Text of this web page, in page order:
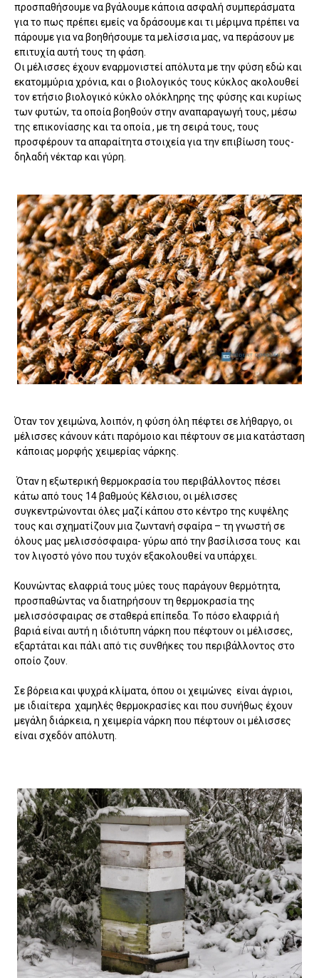
προσπαθήσουμε να βγάλουμε κάποια ασφαλή συμπεράσματα
για το πως πρέπει εμείς να δράσουμε και τι μέριμνα πρέπει να
πάρουμε για να βοηθήσουμε τα μελίσσια μας, να περάσουν με
επιτυχία αυτή τους τη φάση.
Οι μέλισσες έχουν εναρμονιστεί απόλυτα με την φύση εδώ και
εκατομμύρια χρόνια, και ο βιολογικός τους κύκλος ακολουθεί
τον ετήσιο βιολογικό κύκλο ολόκληρης της φύσης και κυρίως
των φυτών, τα οποία βοηθούν στην αναπαραγωγή τους, μέσω
της επικονίασης και τα οποία , με τη σειρά τους, τους
προσφέρουν τα απαραίτητα στοιχεία για την επιβίωση τους-
δηλαδή νέκταρ και γύρη.
Όταν τον χειμώνα, λοιπόν, η φύση όλη πέφτει σε λήθαργο, οι
μέλισσες κάνουν κάτι παρόμοιο και πέφτουν σε μια κατάσταση
κάποιας μορφής χειμερίας νάρκης.
Όταν η εξωτερική θερμοκρασία του περιβάλλοντος πέσει
κάτω από τους 14 βαθμούς Κέλσιου, οι μέλισσες
συγκεντρώνονται όλες μαζί κάπου στο κέντρο της κυψέλης
τους και σχηματίζουν μια ζωντανή σφαίρα – τη γνωστή σε
όλους μας μελισσόσφαιρα- γύρω από την βασίλισσα τους και
τον λιγοστό γόνο που τυχόν εξακολουθεί να υπάρχει.
Κουνώντας ελαφριά τους μύες τους παράγουν θερμότητα,
προσπαθώντας να διατηρήσουν τη θερμοκρασία της
μελισσόσφαιρας σε σταθερά επίπεδα. Το πόσο ελαφριά ή
βαριά είναι αυτή η ιδιότυπη νάρκη που πέφτουν οι μέλισσες,
εξαρτάται και πάλι από τις συνθήκες του περιβάλλοντος στο
οποίο ζουν.
Σε βόρεια και ψυχρά κλίματα, όπου οι χειμώνες είναι άγριοι,
με ιδιαίτερα χαμηλές θερμοκρασίες και που συνήθως έχουν
μεγάλη διάρκεια, η χειμερία νάρκη που πέφτουν οι μέλισσες
είναι σχεδόν απόλυτη.